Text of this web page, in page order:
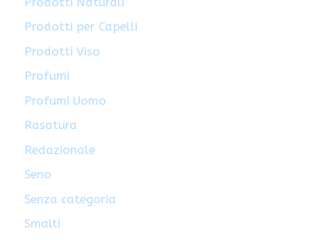
Prodotti per Capelli
Prodotti Viso
Profumi
Profumi Uomo
Rasatura
Redazionale
Seno
Senza categoria
Smalti